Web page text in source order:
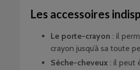
Les accessoires
Le porte-crayon : il
crayon jusqu’à sa toute
Sèche-cheveux : il peut